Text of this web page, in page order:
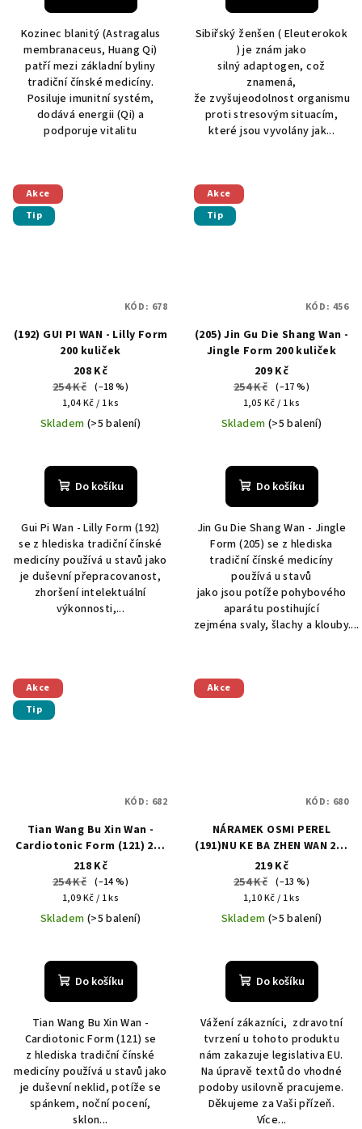
Kozinec blanitý (Astragalus
membranaceus, Huang Qi)
patří mezi základní byliny
tradiční čínské medicíny.
Posiluje imunitní systém,
dodává energii (Qi) a
podporuje vitalitu
Sibiřský ženšen ( Eleuterokok
) je znám jako
silný adaptogen, což
znamená,
že zvyšujeodolnost organismu
proti stresovým situacím,
které jsou vyvolány jak...
Akce
Tip
(192) GUI PI WAN - Lilly Form
200 kuliček
208 Kč
254 Kč (–18 %)
Měrná
cena:
1,04 Kč / 1 ks
Skladem (>5 balení)
hodnocení
produktu
z
5
hvězdiček.
Do košíku
Gui Pi Wan - Lilly Form (192)
se z hlediska tradiční čínské
medicíny používá u stavů jako
je duševní přepracovanost,
zhoršení intelektuální
výkonnosti,...
KÓD: 678
Akce
Tip
(205) Jin Gu Die Shang Wan -
Jingle Form 200 kuliček
209 Kč
254 Kč (–17 %)
Měrná
cena:
1,05 Kč / 1 ks
Skladem (>5 balení)
Do košíku
Jin Gu Die Shang Wan - Jingle
Form (205) se z hlediska
tradiční čínské medicíny
používá u stavů
jako jsou potíže pohybového
aparátu postihující
zejména svaly, šlachy a klouby....
KÓD: 456
Akce
Tip
Tian Wang Bu Xin Wan -
Cardiotonic Form (121) 200
kuliček
218 Kč
254 Kč (–14 %)
Měrná
cena:
1,09 Kč / 1 ks
Skladem (>5 balení)
Do košíku
Tian Wang Bu Xin Wan -
Cardiotonic Form (121) se
z hlediska tradiční čínské
medicíny používá u stavů jako
je duševní neklid, potíže se
spánkem, noční pocení,
sklon...
KÓD: 682
Akce
NÁRAMEK OSMI PEREL
(191)NU KE BA ZHEN WAN 200
kuliček
219 Kč
254 Kč (–13 %)
Měrná
cena:
1,10 Kč / 1 ks
Skladem (>5 balení)
Do košíku
Vážení zákazníci, zdravotní
tvrzení u tohoto produktu
nám zakazuje legislativa EU.
Na úpravě textů do vhodné
podoby usilovně pracujeme.
Děkujeme za Vaši přízeň.
Více...
KÓD: 680